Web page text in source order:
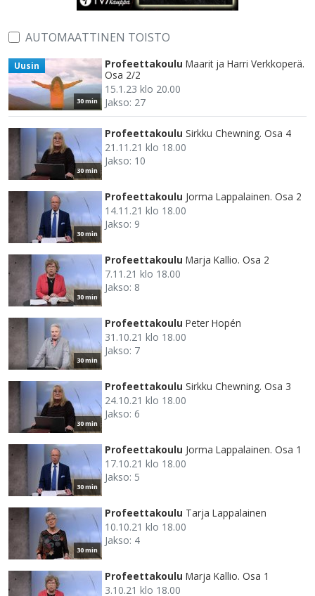
AUTOMAATTINEN TOISTO
30 min
Uusin Profeettakoulu Maarit ja Harri Verkkoperä.
Osa 2/2
15.1.23 klo 20.00
Jakso: 27
30 min
Profeettakoulu Sirkku Chewning. Osa 4
21.11.21 klo 18.00
Jakso: 10
30 min
Profeettakoulu Jorma Lappalainen. Osa 2
14.11.21 klo 18.00
Jakso: 9
30 min
Profeettakoulu Marja Kallio. Osa 2
7.11.21 klo 18.00
Jakso: 8
30 min
Profeettakoulu Peter Hopén
31.10.21 klo 18.00
Jakso: 7
30 min
Profeettakoulu Sirkku Chewning. Osa 3
24.10.21 klo 18.00
Jakso: 6
30 min
Profeettakoulu Jorma Lappalainen. Osa 1
17.10.21 klo 18.00
Jakso: 5
30 min
Profeettakoulu Tarja Lappalainen
10.10.21 klo 18.00
Jakso: 4
Profeettakoulu Marja Kallio. Osa 1
3.10.21 klo 18.00